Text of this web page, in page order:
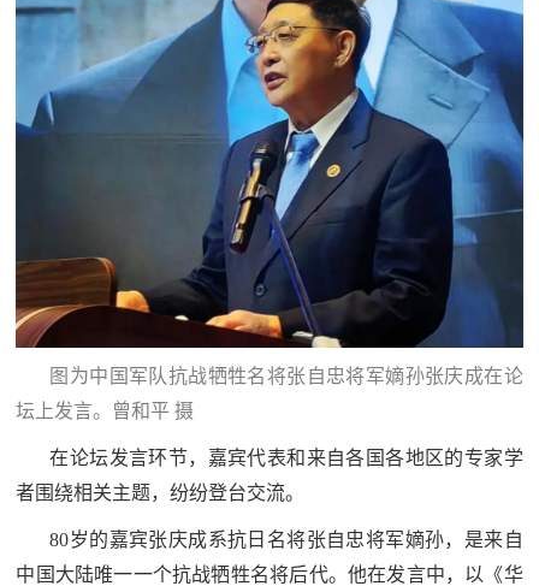
图为中国军队抗战牺牲名将张自忠将军嫡孙张庆成在论
坛上发言。曾和平 摄
在论坛发言环节，嘉宾代表和来自各国各地区的专家学
者围绕相关主题，纷纷登台交流。
80岁的嘉宾张庆成系抗日名将张自忠将军嫡孙，是来自
中国大陆唯一一个抗战牺牲名将后代。他在发言中，以《华